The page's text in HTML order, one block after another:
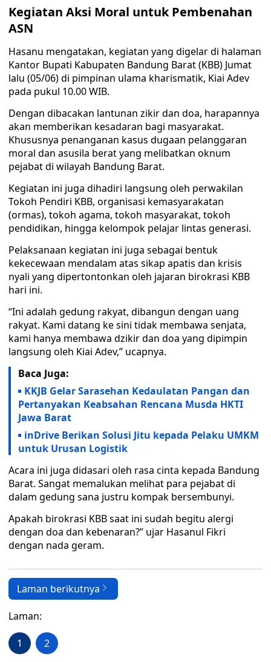
Kegiatan Aksi Moral untuk Pembenahan
ASN
Hasanu mengatakan, kegiatan yang digelar di halaman
Kantor Bupati Kabupaten Bandung Barat (KBB) Jumat
lalu (05/06) di pimpinan ulama kharismatik, Kiai Adev
pada pukul 10.00 WIB.
Dengan dibacakan lantunan zikir dan doa, harapannya
akan memberikan kesadaran bagi masyarakat.
Khususnya penanganan kasus dugaan pelanggaran
moral dan asusila berat yang melibatkan oknum
pejabat di wilayah Bandung Barat.
Kegiatan ini juga dihadiri langsung oleh perwakilan
Tokoh Pendiri KBB, organisasi kemasyarakatan
(ormas), tokoh agama, tokoh masyarakat, tokoh
pendidikan, hingga kelompok pelajar lintas generasi.
Pelaksanaan kegiatan ini juga sebagai bentuk
kekecewaan mendalam atas sikap apatis dan krisis
nyali yang dipertontonkan oleh jajaran birokrasi KBB
hari ini.
“Ini adalah gedung rakyat, dibangun dengan uang
rakyat. Kami datang ke sini tidak membawa senjata,
kami hanya membawa dzikir dan doa yang dipimpin
langsung oleh Kiai Adev,’’ ucapnya.
Baca Juga:
KKJB Gelar Sarasehan Kedaulatan Pangan dan
Pertanyakan Keabsahan Rencana Musda HKTI
Jawa Barat
inDrive Berikan Solusi Jitu kepada Pelaku UMKM
untuk Urusan Logistik
Acara ini juga didasari oleh rasa cinta kepada Bandung
Barat. Sangat memalukan melihat para pejabat di
dalam gedung sana justru kompak bersembunyi.
Apakah birokrasi KBB saat ini sudah begitu alergi
dengan doa dan kebenaran?” ujar Hasanul Fikri
dengan nada geram.
Laman berikutnya
Laman:
1 2